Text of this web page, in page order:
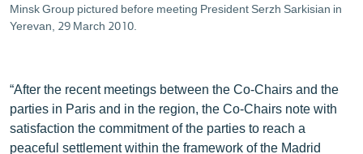
ՏՏ ԵՒ ԻՆՏԵՐՆԵՏ
ՏԵՍԱՆՅՈՒԹԵՐ
ԲԱՆԱՎԵՃ
Minsk Group pictured before meeting President Serzh Sarkisian in
Yerevan, 29 March 2010.
“After the recent meetings between the Co-Chairs and the
parties in Paris and in the region, the Co-Chairs note with
satisfaction the commitment of the parties to reach a
peaceful settlement within the framework of the Madrid